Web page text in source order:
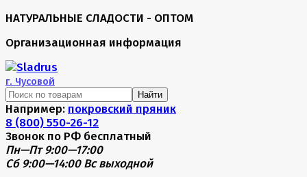
НАТУРАЛЬНЫЕ СЛАДОСТИ - ОПТОМ
Организационная информация
г. Чусовой
Найти
Например: покровский пряник
8 (800) 550-26-12
Звонок по РФ бесплатный
Пн—Пт 9:00—17:00
Сб 9:00—14:00 Вс выходной